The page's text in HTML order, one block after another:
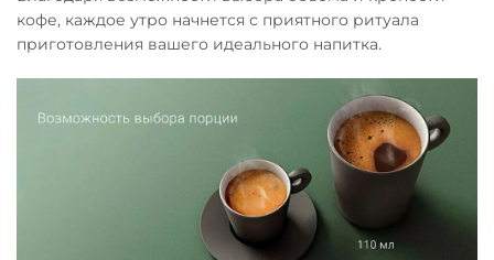
кофе, каждое утро начнется с приятного ритуала
приготовления вашего идеального напитка.